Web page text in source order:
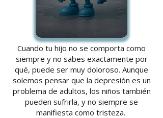
Cuando tu hijo no se comporta como
siempre y no sabes exactamente por
qué, puede ser muy doloroso. Aunque
solemos pensar que la depresión es un
problema de adultos, los niños también
pueden sufrirla, y no siempre se
manifiesta como tristeza.